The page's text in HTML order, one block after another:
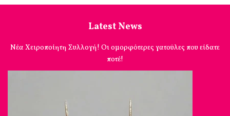
Latest News
Νέα Χειροποίητη Συλλογή! Οι ομορφότερες γατούλες που είδατε
ποτέ!